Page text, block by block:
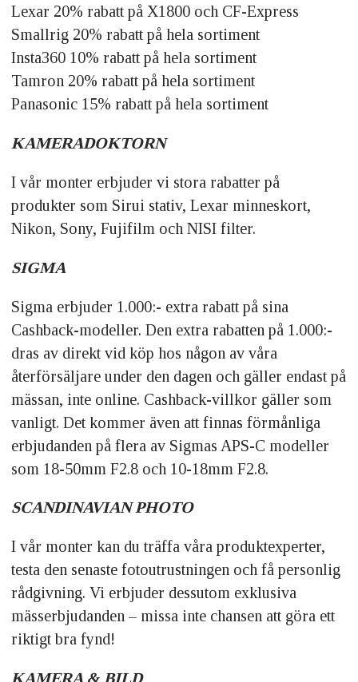
Lexar 20% rabatt på X1800 och CF-Express
Smallrig 20% rabatt på hela sortiment
Insta360 10% rabatt på hela sortiment
Tamron 20% rabatt på hela sortiment
Panasonic 15% rabatt på hela sortiment
KAMERADOKTORN
I vår monter erbjuder vi stora rabatter på
produkter som Sirui stativ, Lexar minneskort,
Nikon, Sony, Fujifilm och NISI filter.
SIGMA
Sigma erbjuder 1.000:- extra rabatt på sina
Cashback-modeller. Den extra rabatten på 1.000:-
dras av direkt vid köp hos någon av våra
återförsäljare under den dagen och gäller endast på
mässan, inte online. Cashback-villkor gäller som
vanligt. Det kommer även att finnas förmånliga
erbjudanden på flera av Sigmas APS-C modeller
som 18-50mm F2.8 och 10-18mm F2.8.
SCANDINAVIAN PHOTO
I vår monter kan du träffa våra produktexperter,
testa den senaste fotoutrustningen och få personlig
rådgivning. Vi erbjuder dessutom exklusiva
mässerbjudanden – missa inte chansen att göra ett
riktigt bra fynd!
KAMERA & BILD